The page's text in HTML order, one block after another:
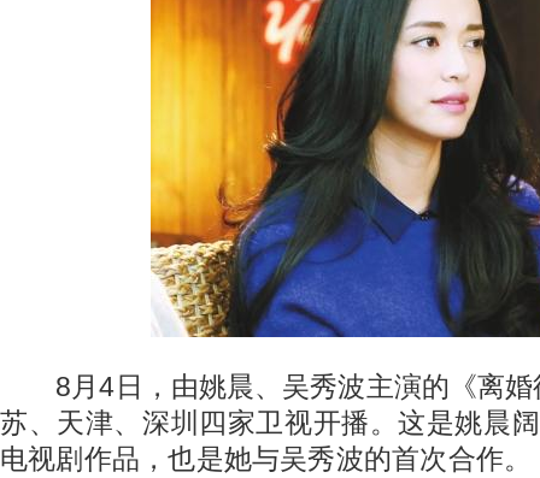
8月4日，由姚晨、吴秀波主演的《离婚
苏、天津、深圳四家卫视开播。这是姚晨
电视剧作品，也是她与吴秀波的首次合作